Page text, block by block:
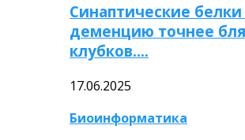
Синаптические
деменцию точнее
клубков….
17.06.2025
Биоинформатика